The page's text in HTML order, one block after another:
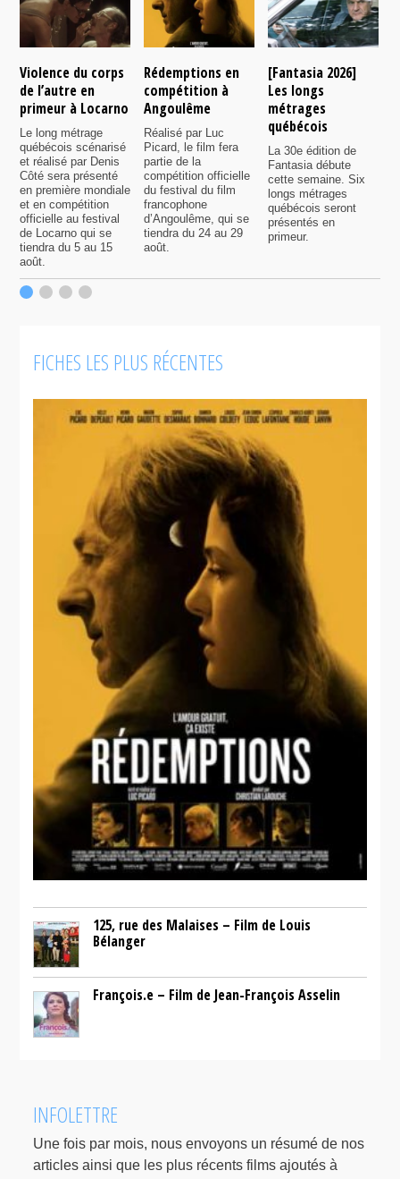
Violence du corps
de l’autre en
primeur à Locarno
Le long métrage
québécois scénarisé
et réalisé par Denis
Côté sera présenté
en première mondiale
et en compétition
officielle au festival
de Locarno qui se
tiendra du 5 au 15
août.
Rédemptions en
compétition à
Angoulême
Réalisé par Luc
Picard, le film fera
partie de la
compétition officielle
du festival du film
francophone
d’Angoulême, qui se
tiendra du 24 au 29
août.
[Fantasia 2026]
Les longs
métrages
québécois
La 30e édition de
Fantasia débute
cette semaine. Six
longs métrages
québécois seront
présentés en
primeur.
FICHES LES PLUS RÉCENTES
125, rue des Malaises – Film de Louis
Bélanger
François.e – Film de Jean-François Asselin
INFOLETTRE
Une fois par mois, nous envoyons un résumé de nos
articles ainsi que les plus récents films ajoutés à